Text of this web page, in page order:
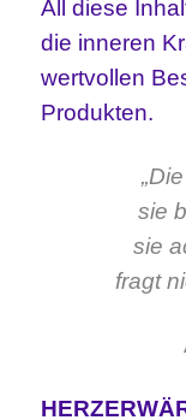
All diese
die inneren
wertvollen
Produkten.
sie
sie
fragt